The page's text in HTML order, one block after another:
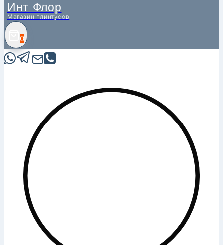
Инт Флор
Магазин плинтусов
0